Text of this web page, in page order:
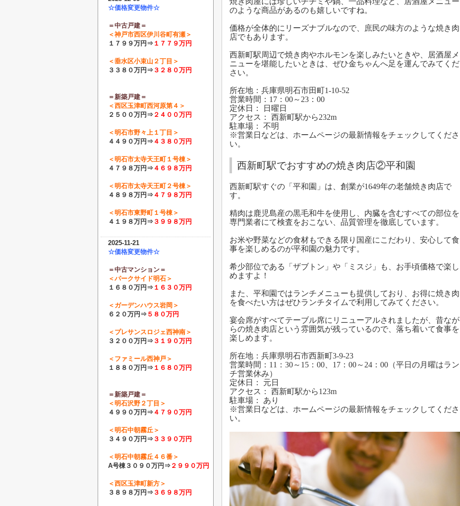
のような商品があるのも嬉しいですね。
価格が全体的にリーズナブルなので、庶民の味方のような焼き肉
店でもあります。
西新町駅周辺で焼き肉やホルモンを楽しみたいときや、居酒屋メ
ニューを堪能したいときは、ぜひ金ちゃんへ足を運んでみてくだ
さい。
所在地：兵庫県明石市田町1-10-52
営業時間：17：00～23：00
定休日： 日曜日
アクセス： 西新町駅から232m
駐車場： 不明
※営業日などは、ホームページの最新情報をチェックしてくださ
い。
西新町駅でおすすめの焼き肉店②平和園
西新町駅すぐの「平和園」は、創業が1649年の老舗焼き肉店で
す。
精肉は鹿児島産の黒毛和牛を使用し、内臓を含むすべての部位を
専門業者にて検査をおこない、品質管理を徹底しています。
お米や野菜などの食材もできる限り国産にこだわり、安心して食
事を楽しめるのが平和園の魅力です。
希少部位である「ザブトン」や「ミスジ」も、お手頃価格で楽し
めますよ！
また、平和園ではランチメニューも提供しており、お得に焼き肉
を食べたい方はぜひランチタイムで利用してみてください。
宴会席がすべてテーブル席にリニューアルされましたが、昔なが
らの焼き肉店という雰囲気が残っているので、落ち着いて食事を
楽しめます。
所在地：兵庫県明石市西新町3-9-23
営業時間：11：30～15：00、17：00～24：00（平日の月曜はラン
チ営業休み）
定休日： 元日
アクセス： 西新町駅から123m
駐車場： あり
※営業日などは、ホームページの最新情報をチェックしてくださ
い。
☆価格変更物件☆
＝中古戸建＝
＜神戸市西区伊川谷町有瀬 ＞
１７９９万円⇒ １７７９万円
＜垂水区小束山２丁目 ＞
３３８０万円⇒ ３２８０万円
＝新築戸建＝
＜西区玉津町西河原第４ ＞
２５００万円⇒ ２４００万円
＜明石市野々上１丁目 ＞
４４９０万円⇒ ４３８０万円
＜明石市太寺天王町１号棟 ＞
４７９８万円⇒ ４６９８万円
＜明石市太寺天王町２号棟 ＞
４８９８万円⇒ ４７９８万円
＜明石市東野町１号棟 ＞
４１９８万円⇒ ３９９８万円
2025-11-21
☆価格変更物件☆
＝中古マンション＝
＜パークサイド明石＞
１６８０万円⇒ １６３０万円
＜ガーデンハウス岩岡＞
６２０万円⇒ ５８０万円
＜プレサンスロジェ西神南＞
３２００万円⇒ ３１９０万円
＜ファミール西神戸＞
１８８０万円⇒ １６８０万円
＝新築戸建＝
＜明石沢野２丁目＞
４９９０万円⇒ ４７９０万円
＜明石中朝霧丘＞
３４９０万円⇒ ３３９０万円
＜明石中朝霧丘４６番＞
A号棟 ３０９０万円⇒ ２９９０万円
＜西区玉津町新方＞
３８９８万円⇒ ３６９８万円